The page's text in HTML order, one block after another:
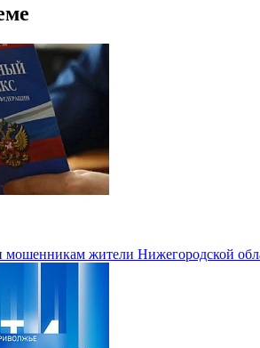
мошенникам жители Нижегородской